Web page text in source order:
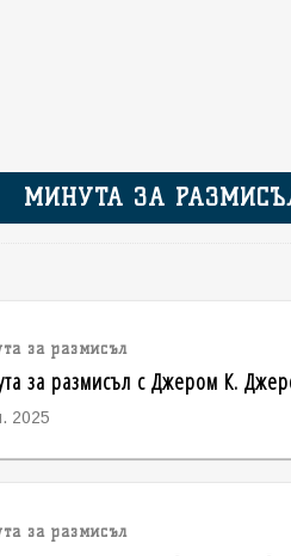
МИНУТА ЗА
за размисъл
за размисъл с Джером К.
2025
за размисъл